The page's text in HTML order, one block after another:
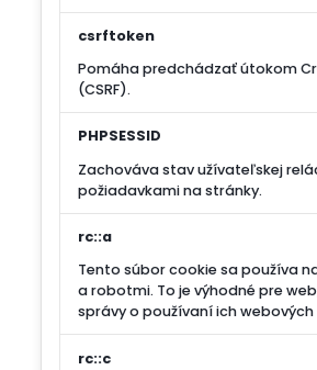
csrftoken
Pomáha predchádzať útokom
(CSRF).
PHPSESSID
Zachováva stav užívateľskej
požiadavkami na stránky.
rc::a
Tento súbor cookie sa používa
a robotmi. To je výhodné pre
správy o používaní ich
rc::c